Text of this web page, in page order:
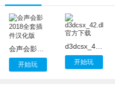
会声会影2018全套插件汉化版
开始玩
d3dcsx_42.dll官方下载
开始玩